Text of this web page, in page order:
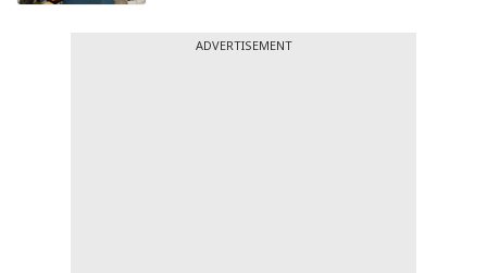
ADVERTISEMENT